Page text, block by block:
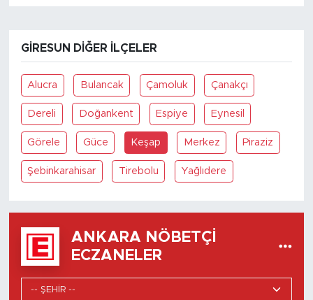
GIRESUN DIĞER İLÇELER
Alucra Bulancak Çamoluk Çanakçı
Dereli Doğankent Espiye Eynesil
Görele Güce Keşap Merkez Piraziz
Şebinkarahisar Tirebolu Yağlıdere
ANKARA NÖBETÇI
ECZANELER